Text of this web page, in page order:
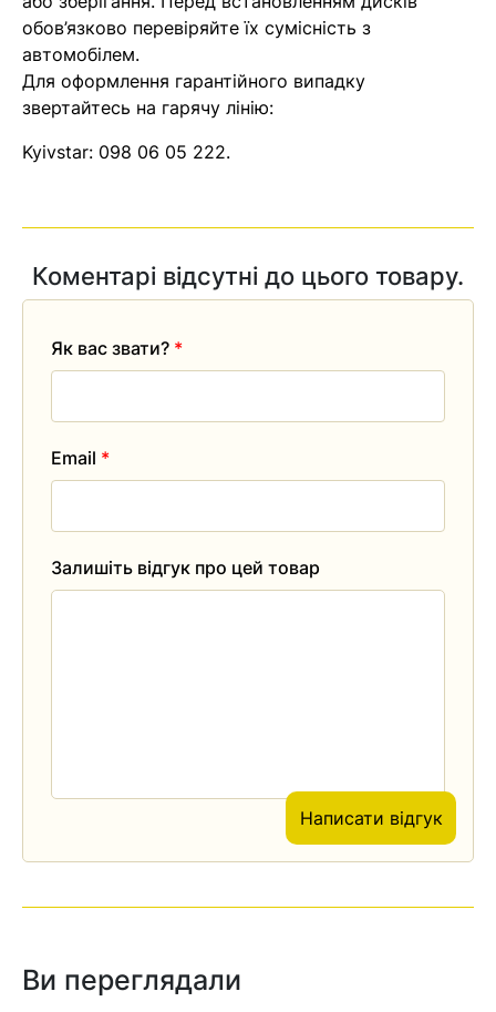
Помилка: Contact form не
знайдена.
найближчим часом
обов’язково перевіряйте їх сумісність з
автомобілем.
Для оформлення гарантійного випадку
звертайтесь на гарячу лінію:
Kyivstar: 098 06 05 222.
Коментарі відсутні до цього товару.
Залишіть відгук про цей товар
Як вас звати? *
Email *
Написати відгук
Ви переглядали